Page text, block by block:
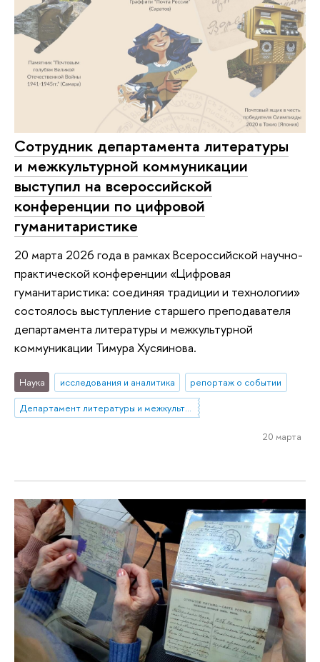
Сотрудник департамента литературы
и межкультурной коммуникации
выступил на всероссийской
конференции по цифровой
гуманитаристике
20 марта 2026 года в рамках Всероссийской научно-
практической конференции «Цифровая
гуманитаристика: соединяя традиции и технологии»
состоялось выступление старшего преподавателя
департамента литературы и межкультурной
коммуникации Тимура Хусяинова.
Наука исследования и аналитика
репортаж о событии
Департамент литературы и межкультурной коммуникации
20 марта